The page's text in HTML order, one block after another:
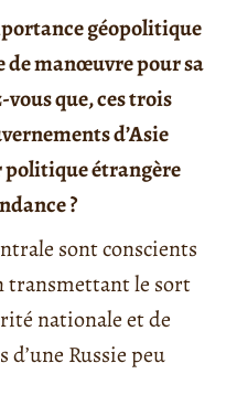
géopolitique
de manœuvre pour sa
que, ces trois
d’Asie
étrangère
?
sont conscients
transmettant le sort
nationale et de
Russie peu